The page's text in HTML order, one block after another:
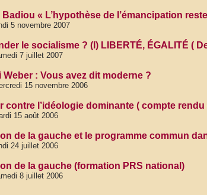
Badiou « L’hypothèse de l’émancipation
5 novembre 2007
le socialisme ? (I) LIBERTÉ, ÉGALITÉ (
7 juillet 2007
Weber : Vous avez dit moderne ?
15 novembre 2006
contre l’idéologie dominante ( compte
15 août 2006
de la gauche et le programme commun
24 juillet 2006
de la gauche (formation PRS national)
8 juillet 2006